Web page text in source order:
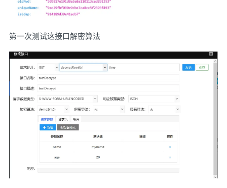
第一次测试这接口解密算法